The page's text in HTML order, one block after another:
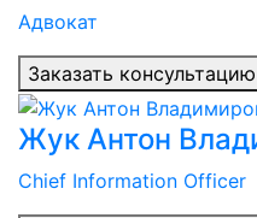
Адвокат
Заказать консультацию
Жук Антон
Chief Information Officer